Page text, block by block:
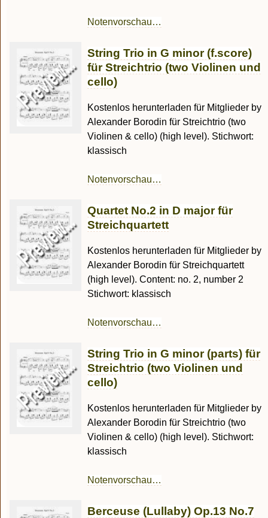
Notenvorschau…
String Trio in G minor (f.score)
für Streichtrio (two Violinen und
cello)
Kostenlos herunterladen für Mitglieder by
Alexander Borodin für Streichtrio (two
Violinen & cello) (high level). Stichwort:
klassisch
Notenvorschau…
Quartet No.2 in D major für
Streichquartett
Kostenlos herunterladen für Mitglieder by
Alexander Borodin für Streichquartett
(high level). Content: no. 2, number 2
Stichwort: klassisch
Notenvorschau…
String Trio in G minor (parts) für
Streichtrio (two Violinen und
cello)
Kostenlos herunterladen für Mitglieder by
Alexander Borodin für Streichtrio (two
Violinen & cello) (high level). Stichwort:
klassisch
Notenvorschau…
Berceuse (Lullaby) Op.13 No.7